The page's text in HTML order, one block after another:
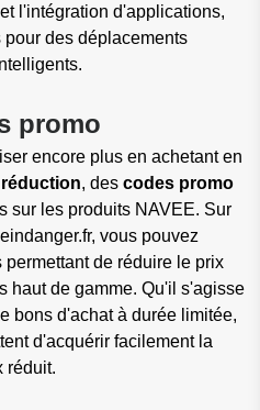
l'intégration d'applications,
des déplacements
promo
encore plus en achetant en
, des codes promo
sur les produits NAVEE. Sur
vous pouvez
de réduire le prix
haut de gamme. Qu'il s'agisse
bons d'achat à durée limitée,
d'acquérir facilement la
réduit.